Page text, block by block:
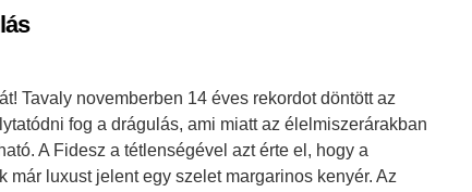
Tavaly novemberben 14 éves rekordot döntött az
fog a drágulás, ami miatt az élelmiszerárakban
A Fidesz a tétlenségével azt érte el, hogy a
már luxust jelent egy szelet margarinos kenyér. Az